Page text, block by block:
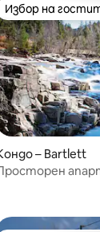
4,91 от 5, 197
Избор на
Избор на
– Bartlett